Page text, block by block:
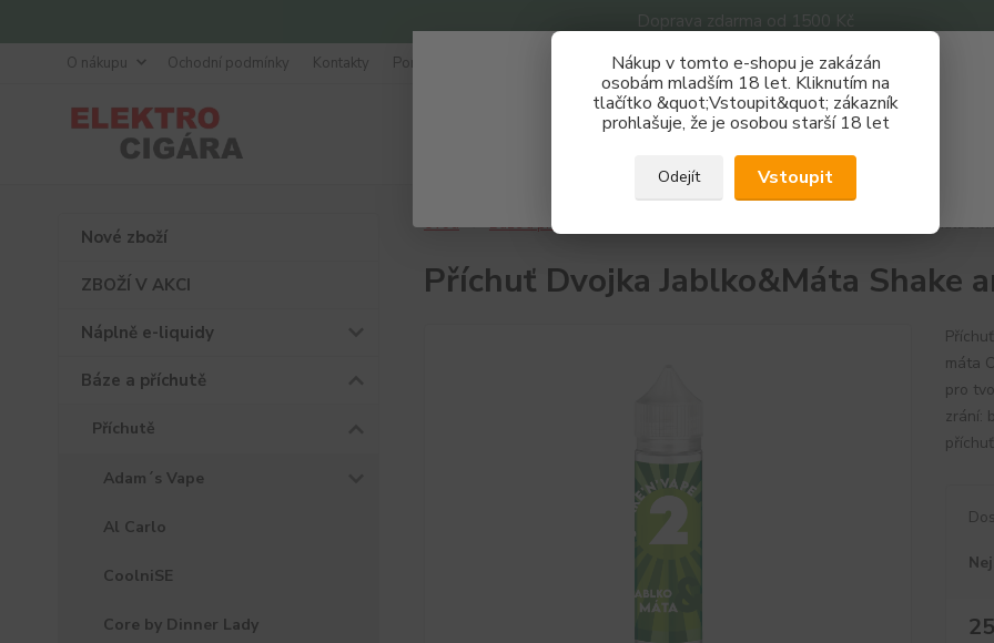
Doprava zdarma od 1500 Kč
Nákup v tomto e-shopu je zakázán
osobám mladším 18 let. Kliknutím na
tlačítko &quot;Vstoupit&quot; zákazník
prohlašuje, že je osobou starší 18 let
Odejít Vstoupit
O nákupu Ochodní podmínky Kontakty Poradna
Hledat
Nové zboží
ZBOŽÍ V AKCI
Náplně e-liquidy
Báze a příchutě
Příchutě
Adam´s Vape
Al Carlo
CoolniSE
Core by Dinner Lady
Úvod Báze a příchutě Příchuť Dvojka Jablko&Máta
Příchuť Dvojka Jablko&Máta Shake
máta
pro
zrání:
Získej slevu 3%
Zaregistruj se a nakupuj se slevou právě teď!
REGISTRAČNÍ FORMULÁŘ
Zavřít